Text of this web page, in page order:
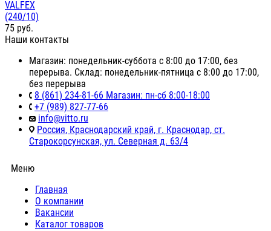
VALFEX
(240/10)
75 руб.
Наши контакты
Магазин: понедельник-суббота с 8:00 до 17:00, без
перерыва. Склад: понедельник-пятница с 8:00 до 17:00,
без перерыва
8 (861) 234-81-66 Магазин: пн-сб 8:00-18:00
+7 (989) 827-77-66
info@vitto.ru
Россия, Краснодарский край, г. Краснодар, ст.
Старокорсунская, ул. Северная д. 63/4
Меню
Главная
О компании
Вакансии
Каталог товаров